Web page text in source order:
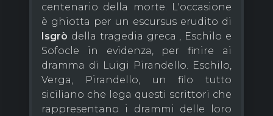
centenario della morte. L'occasione
è ghiotta per un escursus erudito di
Isgrò della tragedia greca , Eschilo e
Sofocle in evidenza, per finire ai
dramma di Luigi Pirandello. Eschilo,
Verga, Pirandello, un filo tutto
siciliano che lega questi scrittori che
rappresentano i drammi delle loro